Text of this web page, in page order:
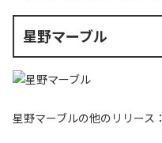
星野マーブル
星野マーブルの他のリリース：